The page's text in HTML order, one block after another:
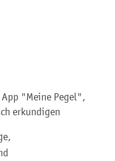
"Meine Pegel",
erkundigen